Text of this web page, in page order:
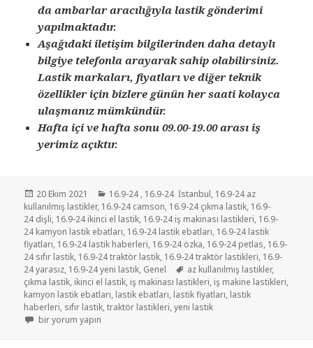
da ambarlar aracılığıyla lastik gönderimi
yapılmaktadır.
Aşağıdaki iletişim bilgilerinden daha detaylı
bilgiye telefonla arayarak sahip olabilirsiniz.
Lastik markaları, fiyatları ve diğer teknik
özellikler için bizlere günün her saati kolayca
ulaşmanız mümkündür.
Hafta içi ve hafta sonu 09.00-19.00 arası iş
yerimiz açıktır.
Yayın
tarihi
20 Ekim 2021 Kategoriler
16.9-24 , 16.9-24 İstanbul, 16.9-24 az
kullanılmış lastikler, 16.9-24 camson, 16.9-24 çıkma lastik, 16.9-
24 dişli, 16.9-24 ikinci el lastik, 16.9-24 iş makinası lastikleri, 16.9-
24 kamyon lastik ebatları, 16.9-24 lastik ebatları, 16.9-24 lastik
fiyatları, 16.9-24 lastik haberleri, 16.9-24 özka, 16.9-24 petlas, 16.9-
24 sıfır lastik, 16.9-24 traktör lastik, 16.9-24 traktör lastikleri, 16.9-
24 yarasız, 16.9-24 yeni lastik, Genel Etiketler
az kullanılmış lastikler,
çıkma lastik, ikinci el lastik, iş makinası lastikleri, iş makine lastikleri,
kamyon lastik ebatları, lastik ebatları, lastik fiyatları, lastik
haberleri, sıfır lastik,traktör lastikleri,yeni lastik
16.9-24 İKİNCİ EL ÇIKMA YARASIZ LASTİKLER için
bir yorum yapın